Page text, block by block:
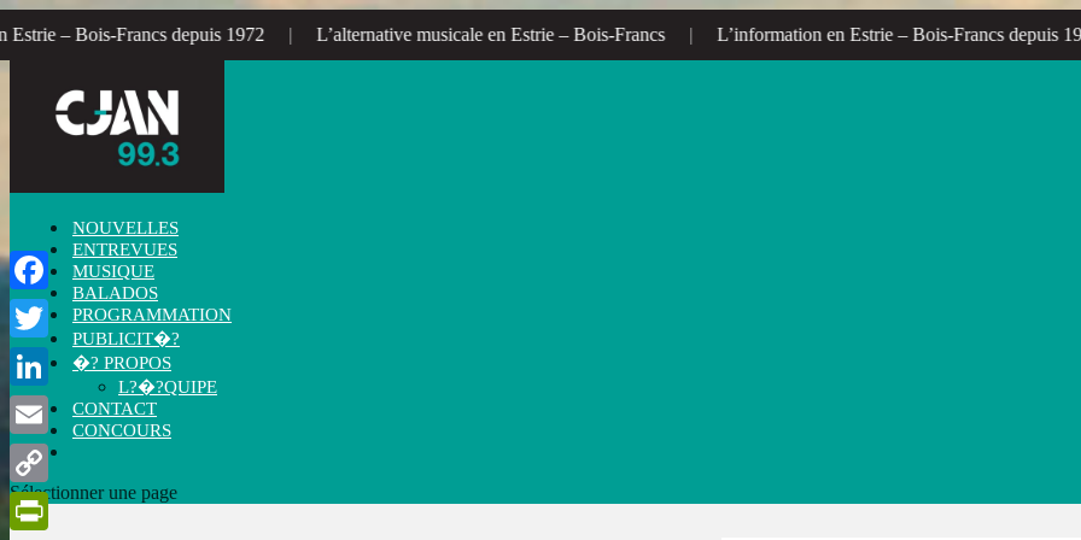
1972 | L’alternative musicale en Estrie – Bois-Francs L’information en Estrie – Bois-Francs depuis 1972 | L’alternative
NOUVELLES
ENTREVUES
MUSIQUE
BALADOS
PROGRAMMATION
PUBLICIT�?
�? PROPOS
L?�?QUIPE
CONTACT
CONCOURS
Sélectionner une page
Facebook
Twitter
LinkedIn
Email
Copy